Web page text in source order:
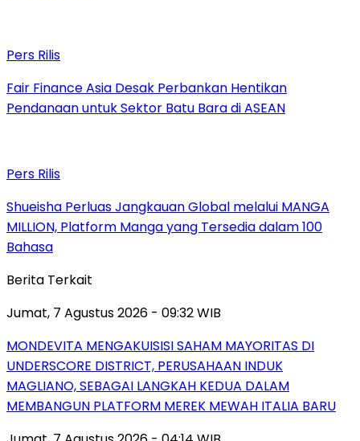
Pers Rilis
Fair Finance Asia Desak Perbankan Hentikan
Pendanaan untuk Sektor Batu Bara di ASEAN
Pers Rilis
Shueisha Perluas Jangkauan Global melalui MANGA
MILLION, Platform Manga yang Tersedia dalam 100
Bahasa
Berita Terkait
Jumat, 7 Agustus 2026 - 09:32 WIB
MONDEVITA MENGAKUISISI SAHAM MAYORITAS DI
UNDERSCORE DISTRICT, PERUSAHAAN INDUK
MAGLIANO, SEBAGAI LANGKAH KEDUA DALAM
MEMBANGUN PLATFORM MEREK MEWAH ITALIA BARU